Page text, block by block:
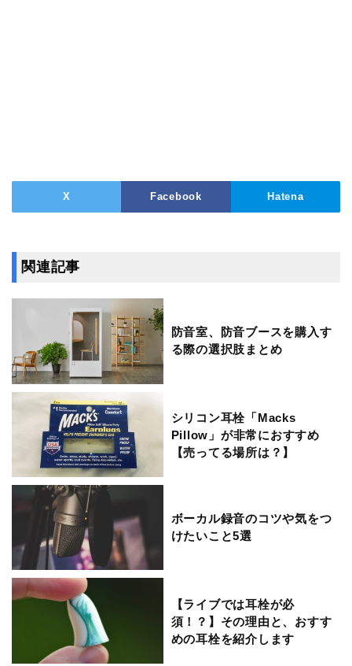
X Facebook Hatena
関連記事
防音室、防音ブースを購入す
る際の選択肢まとめ
シリコン耳栓「Macks
Pillow」が非常におすすめ
【売ってる場所は？】
ボーカル録音のコツや気をつ
けたいこと5選
【ライブでは耳栓が必
須！？】その理由と、おすす
めの耳栓を紹介します